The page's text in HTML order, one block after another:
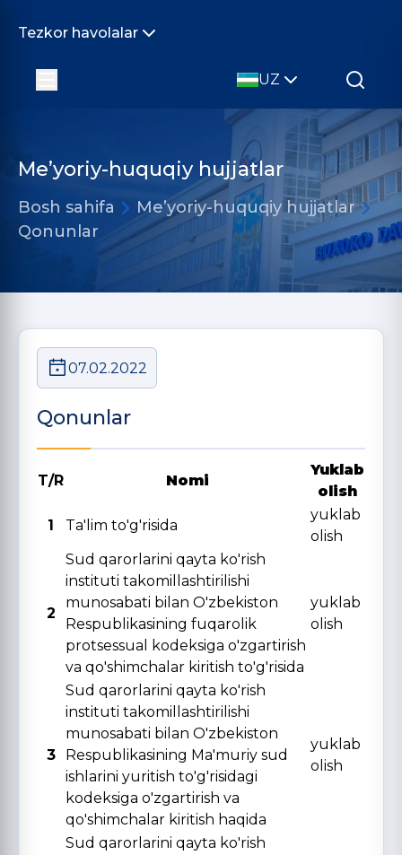
Tezkor havolalar
UZ
Me’yoriy-huquqiy hujjatlar
Bosh sahifa
Me’yoriy-huquqiy hujjatlar
Qonunlar
07.02.2022
Qonunlar
T/R Nomi
Yuklab
olish
1
Ta'lim to'g'risida
yuklab
olish
2
Sud qarorlarini qayta ko'rish
instituti takomillashtirilishi
munosabati bilan O'zbekiston
Respublikasining fuqarolik
protsessual kodeksiga o'zgartirish
va qo'shimchalar kiritish to'g'risida
yuklab
olish
3
Sud qarorlarini qayta ko'rish
instituti takomillashtirilishi
munosabati bilan O'zbekiston
Respublikasining Ma'muriy sud
ishlarini yuritish to'g'risidagi
kodeksiga o'zgartirish va
qo'shimchalar kiritish haqida
yuklab
olish
Sud qarorlarini qayta ko'rish